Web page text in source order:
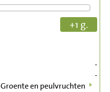
+1 g.
-
-
Groente en peulvruchten